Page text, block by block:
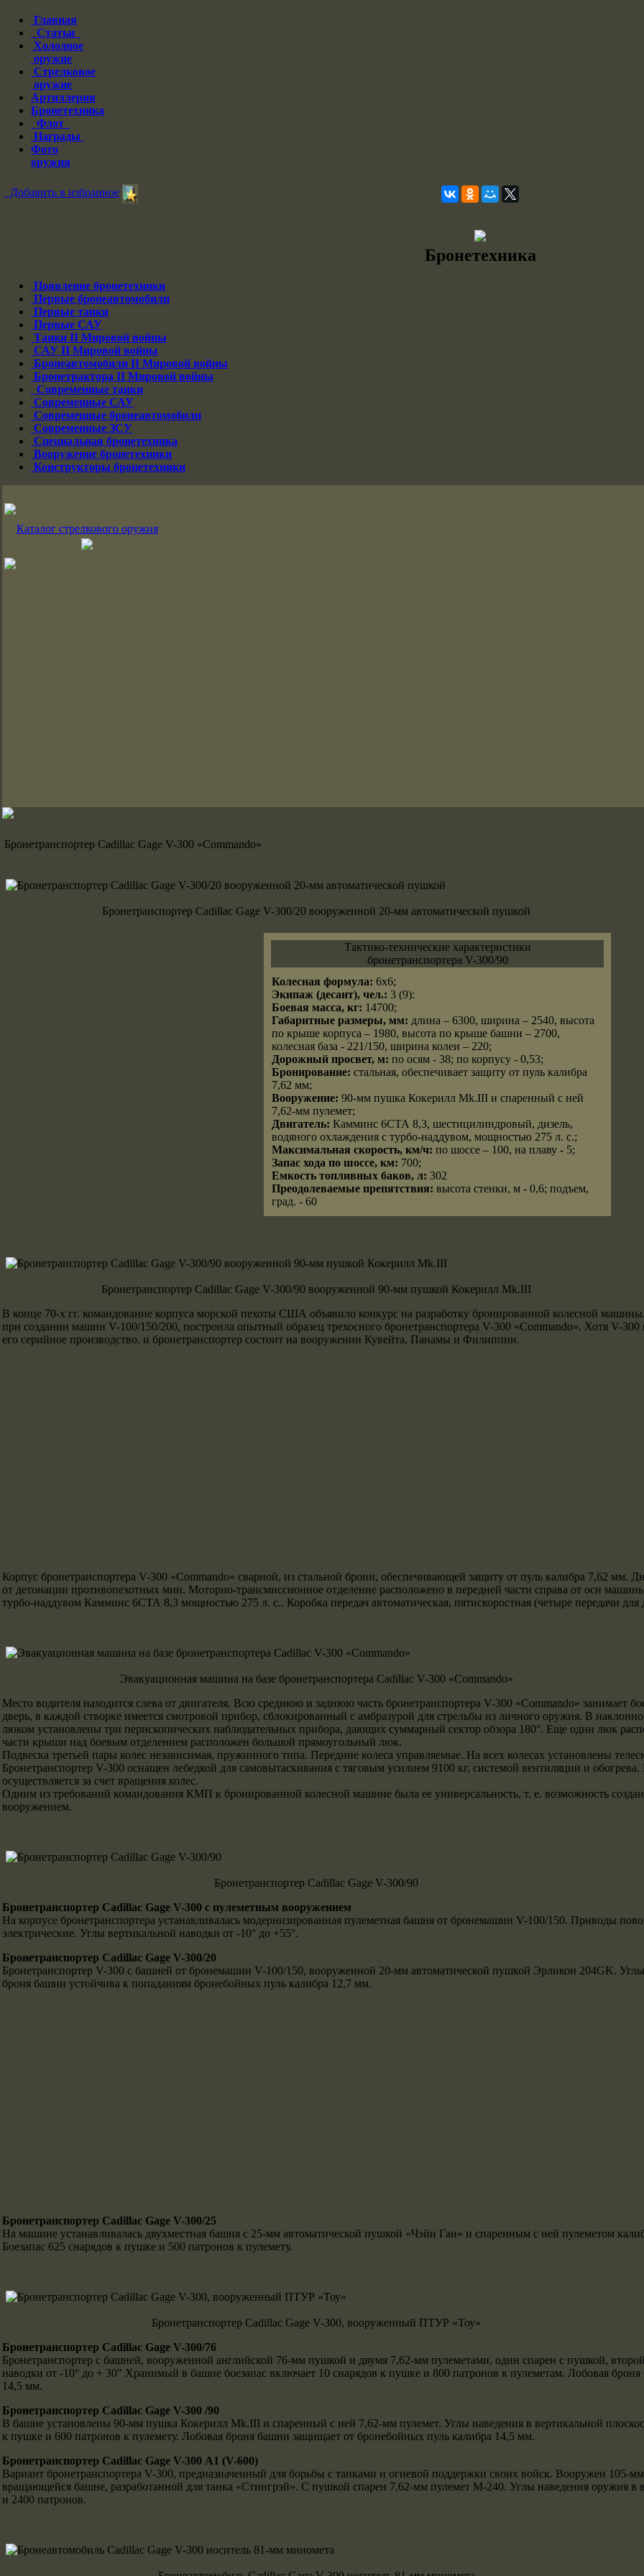
Главная
Статьи
Холодное
оружие
Стрелковое
оружие
Артиллерия
Бронетехника
Флот
Награды
Фото
оружия
Добавить в избранное
Бронетехника
Появление бронетехники
Первые бронеавтомобили
Первые танки
Первые САУ
Танки II Мировой войны
САУ II Мировой войны
Бронеавтомобили II Мировой войны
Бронетрактора II Мировой войны
Современные танки
Современные САУ
Современные бронеавтомобили
Современные ЗСУ
Специальная бронетехника
Вооружение бронетехники
Конструкторы бронетехники
Каталог стрелкового оружия
Бронетранспортер Cadillac Gage V-300 «Commando»
Бронетранспортер Cadillac Gage V-300/20 вооруженной 20-мм автоматической пушкой
Тактико-технические характеристики
бронетранспортера V-300/90
Колесная формула: 6х6;
Экипаж (десант), чел.: 3 (9):
Боевая масса, кг: 14700;
Габаритные размеры, мм: длина – 6300, ширина – 2540, высота
по крыше корпуса – 1980, высота по крыше башни – 2700,
колесная база - 221/150, ширина колеи – 220;
Дорожный просвет, м: по осям - 38; по корпусу - 0,53;
Бронирование: стальная, обеспечивает защиту от пуль калибра
7,62 мм;
Вооружение: 90-мм пушка Кокерилл Mk.III и спаренный с ней
7,62-мм пулемет;
Двигатель: Камминс 6СТА 8,3, шестицилиндровый, дизель,
водяного охлаждения с турбо-наддувом, мощностью 275 л. с.;
Максимальная скорость, км/ч: по шоссе – 100, на плаву - 5;
Запас хода по шоссе, км: 700;
Емкость топливных баков, л: 302
Преодолеваемые препятствия: высота стенки, м - 0,6; подъем,
град. - 60
Бронетранспортер Cadillac Gage V-300/90 вооруженной 90-мм пушкой Кокерилл Mk.III
В конце 70-х гг. командование корпуса морской пехоты США объявило конкурс на разработку бронированной колесной
при создании машин V-100/150/200, построила опытный образец трехосного бронетранспортера V-300 «Commando». Хотя V-
его серийное производство, и бронетранспортер состоит на вооружении Кувейта, Панамы и Филиппин.
Корпус бронетранспортера V-300 «Commando» сварной, из стальной брони, обеспечивающей защиту от пуль калибра 7,62 мм.
от детонации противопехотных мин. Моторно-трансмиссионное отделение расположено в передней части справа от оси
турбо-наддувом Камминс 6СТА 8,3 мощностью 275 л. с.. Коробка передач автоматическая, пятискоростная (четыре передачи
Эвакуационная машина на базе бронетранспортера Cadillac V-300 «Commando»
Место водителя находится слева от двигателя. Всю среднюю и заднюю часть бронетранспортера V-300 «Commando» занимает
дверь, в каждой створке имеется смотровой прибор, сблокированный с амбразурой для стрельбы из личного оружия. В
люком установлены три перископических наблюдательных прибора, дающих суммарный сектор обзора 180°. Еще один люк
части крыши над боевым отделением расположен большой прямоугольный люк.
Подвеска третьей пары колес независимая, пружинного типа. Передние колеса управляемые. На всех колесах установлены
Бронетранспортер V-300 оснащен лебедкой для самовытаскивания с тяговым усилием 9100 кг, системой вентиляции и
осуществляется за счет вращения колес.
Одним из требований командования КМП к бронированной колесной машине была ее универсальность, т. е. возможность
вооружением.
Бронетранспортер Cadillac Gage V-300/90
Бронетранспортер Cadillac Gage V-300 с пулеметным вооружением
На корпусе бронетранспортера устанавливалась модернизированная пулеметная башня от бронемашин V-100/150. Приводы
электрические. Углы вертикальной наводки от -10° до +55°.
Бронетранспортер Cadillac Gage V-300/20
Бронетранспортер V-300 с башней от бронемашин V-100/150, вооруженной 20-мм автоматической пушкой Эрликон 204GK.
броня башни устойчива к попаданиям бронебойных пуль калибра 12,7 мм.
Бронетранспортер Cadillac Gage V-300/25
На машине устанавливалась двухместная башня с 25-мм автоматической пушкой «Чэйн Ган» и спаренным с ней пулеметом
Боезапас 625 снарядов к пушке и 500 патронов к пулемету.
Бронетранспортер Cadillac Gage V-300, вооруженный ПТУР «Тоу»
Бронетранспортер Cadillac Gage V-300/76
Бронетранспортер с башней, вооруженной английской 76-мм пушкой и двумя 7,62-мм пулеметами, один спарен с пушкой,
наводки от -10° до + 30" Хранимый в башне боезапас включает 10 снарядов к пушке и 800 патронов к пулеметам. Лобовая
14,5 мм.
Бронетранспортер Cadillac Gage V-300 /90
В башне установлены 90-мм пушка Кокерилл Mk.III и спаренный с ней 7,62-мм пулемет. Углы наведения в вертикальной
к пушке и 600 патронов к пулемету. Лобовая броня башни защищает от бронебойных пуль калибра 14,5 мм.
Бронетранспортер Cadillac Gage V-300 А1 (V-600)
Вариант бронетранспортера V-300, предназначенный для борьбы с танками и огневой поддержки своих войск. Вооружен
вращающейся башне, разработанной для танка «Стингрэй». С пушкой спарен 7,62-мм пулемет М-240. Углы наведения оружия в
и 2400 патронов.